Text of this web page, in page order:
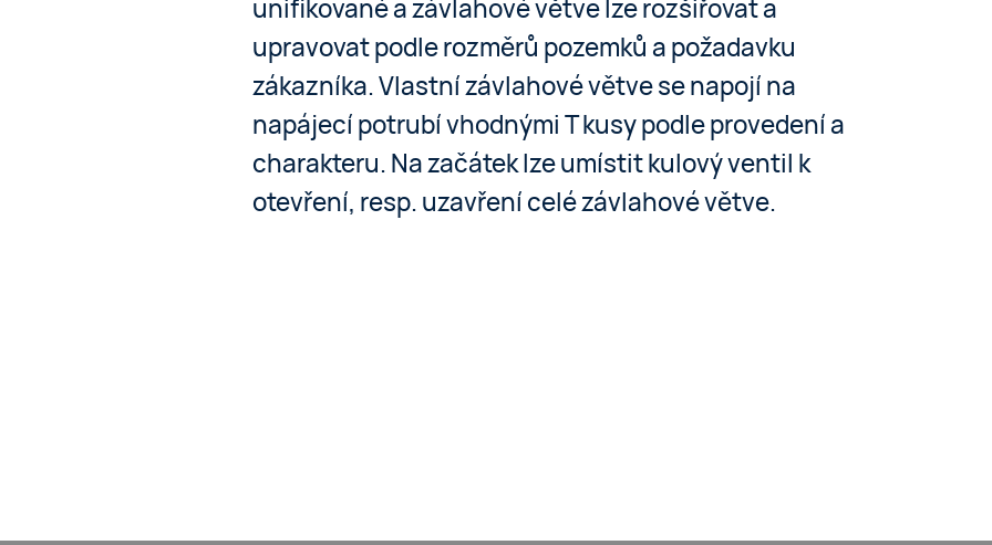
unifikované a závlahové větve lze rozšiřovat a
upravovat podle rozměrů pozemků a požadavku
zákazníka. Vlastní závlahové větve se napojí na
napájecí potrubí vhodnými T kusy podle provedení a
charakteru. Na začátek lze umístit kulový ventil k
otevření, resp. uzavření celé závlahové větve.